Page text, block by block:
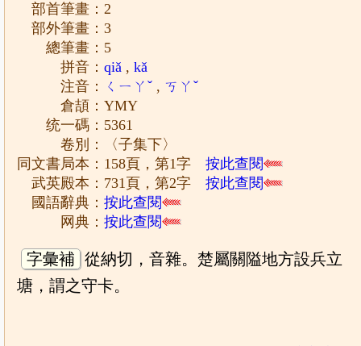
部首筆畫：2
部外筆畫：3
總筆畫：5
拼音：qiǎ ,kǎ
注音：
ㄑㄧㄚˇ , ㄎㄚˇ
倉頡：YMY
统一碼：5361
卷別：〈子集下〉
同文書局本：158頁，第1字按此查閱
武英殿本：731頁，第2字按此查閱
國語辭典：按此查閱
网典：按此查閱
字彙補 從納切，音雜。楚屬關隘地方設兵立
塘，謂之守卡。